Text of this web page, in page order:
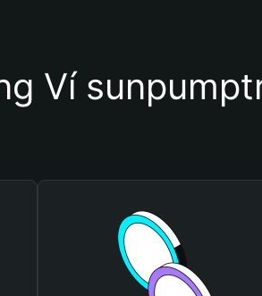
Ví